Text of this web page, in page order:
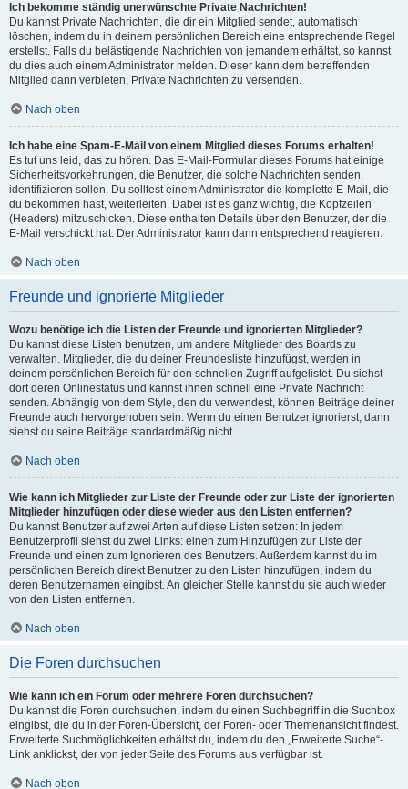
Ich bekomme ständig unerwünschte Private Nachrichten!
Du kannst Private Nachrichten, die dir ein Mitglied sendet, automatisch
löschen, indem du in deinem persönlichen Bereich eine entsprechende Regel
erstellst. Falls du belästigende Nachrichten von jemandem erhältst, so kannst
du dies auch einem Administrator melden. Dieser kann dem betreffenden
Mitglied dann verbieten, Private Nachrichten zu versenden.
Nach oben
Ich habe eine Spam-E-Mail von einem Mitglied dieses Forums erhalten!
Es tut uns leid, das zu hören. Das E-Mail-Formular dieses Forums hat einige
Sicherheitsvorkehrungen, die Benutzer, die solche Nachrichten senden,
identifizieren sollen. Du solltest einem Administrator die komplette E-Mail, die
du bekommen hast, weiterleiten. Dabei ist es ganz wichtig, die Kopfzeilen
(Headers) mitzuschicken. Diese enthalten Details über den Benutzer, der die
E-Mail verschickt hat. Der Administrator kann dann entsprechend reagieren.
Nach oben
Freunde und ignorierte Mitglieder
Wozu benötige ich die Listen der Freunde und ignorierten Mitglieder?
Du kannst diese Listen benutzen, um andere Mitglieder des Boards zu
verwalten. Mitglieder, die du deiner Freundesliste hinzufügst, werden in
deinem persönlichen Bereich für den schnellen Zugriff aufgelistet. Du siehst
dort deren Onlinestatus und kannst ihnen schnell eine Private Nachricht
senden. Abhängig von dem Style, den du verwendest, können Beiträge deiner
Freunde auch hervorgehoben sein. Wenn du einen Benutzer ignorierst, dann
siehst du seine Beiträge standardmäßig nicht.
Nach oben
Wie kann ich Mitglieder zur Liste der Freunde oder zur Liste der ignorierten
Mitglieder hinzufügen oder diese wieder aus den Listen entfernen?
Du kannst Benutzer auf zwei Arten auf diese Listen setzen: In jedem
Benutzerprofil siehst du zwei Links: einen zum Hinzufügen zur Liste der
Freunde und einen zum Ignorieren des Benutzers. Außerdem kannst du im
persönlichen Bereich direkt Benutzer zu den Listen hinzufügen, indem du
deren Benutzernamen eingibst. An gleicher Stelle kannst du sie auch wieder
von den Listen entfernen.
Nach oben
Die Foren durchsuchen
Wie kann ich ein Forum oder mehrere Foren durchsuchen?
Du kannst die Foren durchsuchen, indem du einen Suchbegriff in die Suchbox
eingibst, die du in der Foren-Übersicht, der Foren- oder Themenansicht findest.
Erweiterte Suchmöglichkeiten erhältst du, indem du den „Erweiterte Suche“-
Link anklickst, der von jeder Seite des Forums aus verfügbar ist.
Nach oben